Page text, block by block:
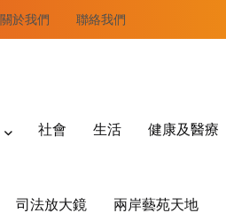
關於我們 聯絡我們
社會 生活 健康及醫療
司法放大鏡 兩岸藝苑天地